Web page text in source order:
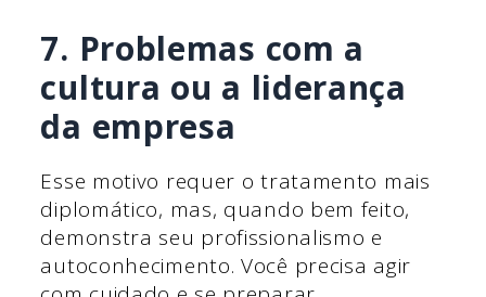
7. Problemas com a
cultura ou a liderança
da empresa
Esse motivo requer o tratamento mais
diplomático, mas, quando bem feito,
demonstra seu profissionalismo e
autoconhecimento. Você precisa agir